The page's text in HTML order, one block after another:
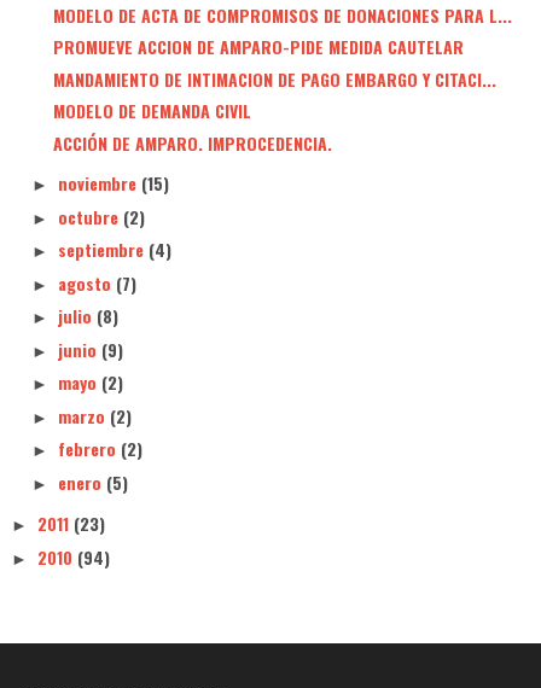
MODELO DE ACTA DE COMPROMISOS DE DONACIONES PARA L...
PROMUEVE ACCION DE AMPARO-PIDE MEDIDA CAUTELAR
MANDAMIENTO DE INTIMACION DE PAGO EMBARGO Y CITACI...
MODELO DE DEMANDA CIVIL
ACCIÓN DE AMPARO. IMPROCEDENCIA.
► noviembre (15)
► octubre (2)
► septiembre (4)
► agosto (7)
► julio (8)
► junio (9)
► mayo (2)
► marzo (2)
► febrero (2)
► enero (5)
► 2011 (23)
► 2010 (94)